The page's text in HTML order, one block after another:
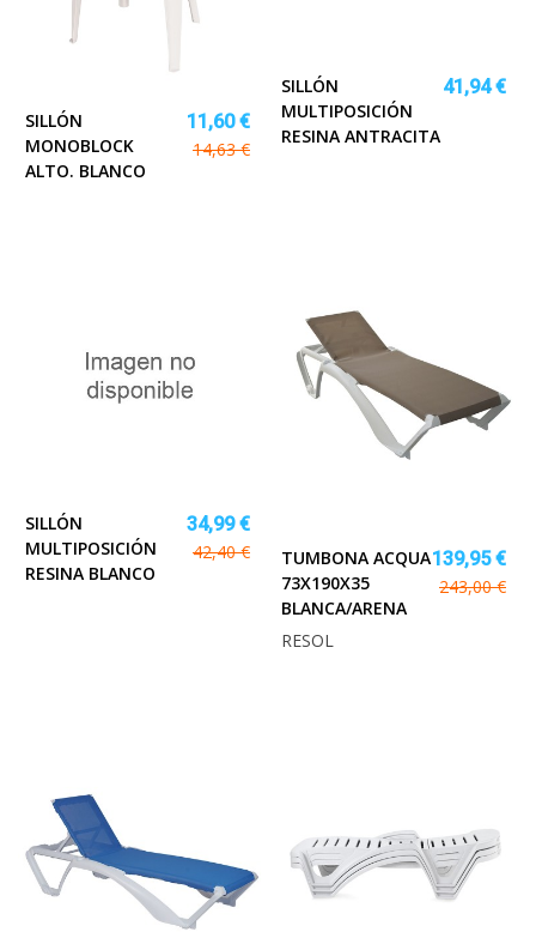
SILLÓN
MONOBLOCK
ALTO. BLANCO
11,60 €
14,63 €
SILLÓN
MULTIPOSICIÓN
RESINA ANTRACITA
41,94 €
SILLÓN
MULTIPOSICIÓN
RESINA BLANCO
34,99 €
42,40 €
TUMBONA ACQUA
73X190X35
BLANCA/ARENA
139,95 €
243,00 €
RESOL